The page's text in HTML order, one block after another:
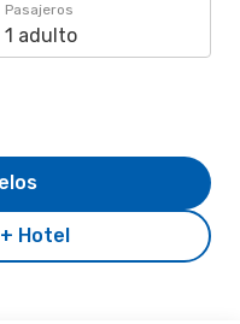
Pasajeros
1 adulto
Hotel